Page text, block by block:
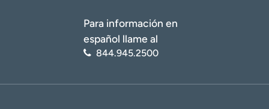
Para información en
español llame al
844.945.2500